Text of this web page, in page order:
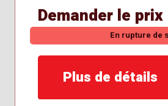
Demander le prix
En rupture de
Plus de détails